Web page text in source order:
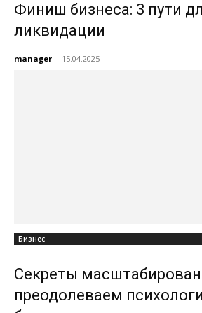
Финиш бизнеса: 3 пути
ликвидации
manager - 15.04.2025
Бизнес
Секреты
преодолеваем